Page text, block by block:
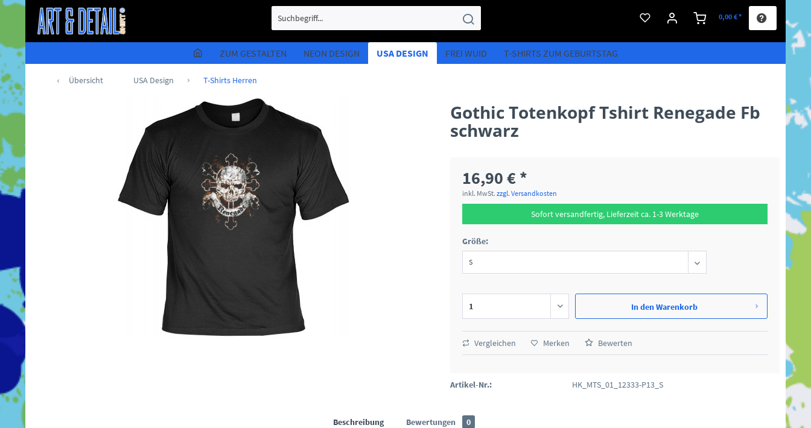
0,00 € *
ZUM GESTALTEN NEON DESIGN USA DESIGN FREI WUID T-SHIRTS ZUM GEBURTSTAG
Übersicht USA Design T-Shirts Herren
Gothic Totenkopf Tshirt Renegade Fb
schwarz
16,90 € *
inkl. MwSt.zzgl. Versandkosten
Sofort versandfertig, Lieferzeit ca. 1-3 Werktage
Größe:
In denWarenkorb
Vergleichen Merken Bewerten
Artikel-Nr.: HK_MTS_01_12333-P13_S
Beschreibung Bewertungen 0